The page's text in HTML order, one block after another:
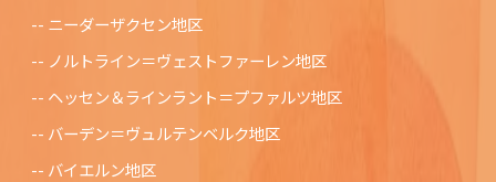
ニーダーザクセン地区
ノルトライン＝ヴェストファーレン地区
ヘッセン＆ラインラント＝プファルツ地区
バーデン＝ヴュルテンベルク地区
バイエルン地区